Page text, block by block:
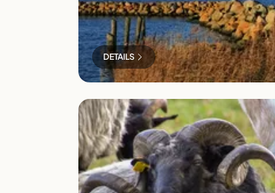
DETAILS
Nutztiersafari in Bad Bodenteich